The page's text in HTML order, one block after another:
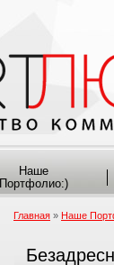
Наше
Портфолио:)
Главная » Наше